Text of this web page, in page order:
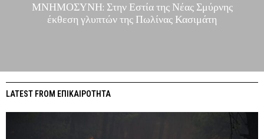
ΜΝΗΜΟΣΥΝΗ: Στην Εστία της Νέας Σμύρνης
έκθεση γλυπτών της Πωλίνας Κασιμάτη
LATEST FROM ΕΠΙΚΑΙΡΟΤΗΤΑ